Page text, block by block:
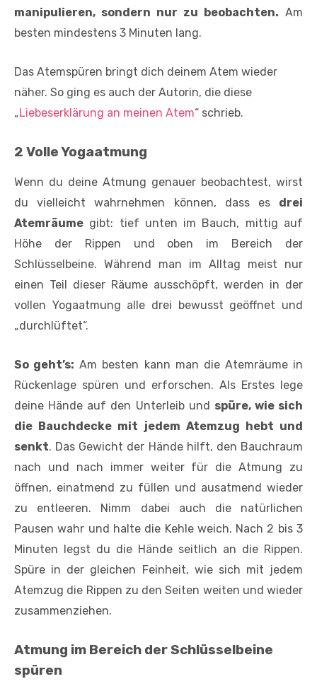
manipulieren, sondern nur zu beobachten. Am
besten mindestens 3 Minuten lang.
Das Atemspüren bringt dich deinem Atem wieder
näher. So ging es auch der Autorin, die diese
„Liebeserklärung an meinen Atem“ schrieb.
2 Volle Yogaatmung
Wenn du deine Atmung genauer beobachtest, wirst
du vielleicht wahrnehmen können, dass es drei
Atemräume gibt: tief unten im Bauch, mittig auf
Höhe der Rippen und oben im Bereich der
Schlüsselbeine. Während man im Alltag meist nur
einen Teil dieser Räume ausschöpft, werden in der
vollen Yoga­atmung alle drei bewusst geöffnet und
„durchlüftet“.
So geht’s: Am besten kann man die Atemräume in
Rückenlage spüren und erforschen. Als Erstes lege
deine Hände auf den Unterleib und spüre, wie sich
die Bauchdecke mit jedem Atemzug hebt und
senkt. Das Gewicht der Hände hilft, den Bauchraum
nach und nach immer weiter für die Atmung zu
öffnen, einatmend zu füllen und ausatmend wieder
zu entleeren. Nimm dabei auch die natürlichen
Pausen wahr und halte die Kehle weich. Nach 2 bis 3
Minuten legst du die Hände seitlich an die Rippen.
Spüre in der gleichen Feinheit, wie sich mit jedem
Atemzug die Rippen zu den Seiten weiten und wieder
zusammenziehen.
Atmung im Bereich der Schlüsselbeine
spüren